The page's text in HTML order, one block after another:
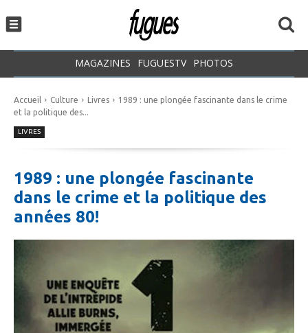
MAGAZINES FUGUESTV PHOTOS
Accueil Culture Livres
1989 : une plongée fascinante dans le crime
et la politique des...
LIVRES
1989 : une plongée fascinante
dans le crime et la politique des
années 80!